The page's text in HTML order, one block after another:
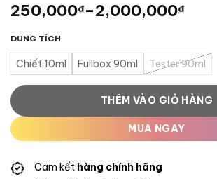
of
5
250,000₫–2,000,000₫
DUNG TÍCH
Chiết 10ml Fullbox 90ml Tester 90ml
THÊM VÀO GIỎ HÀNG
MUA NGAY
Cam kết hàng chính hãng